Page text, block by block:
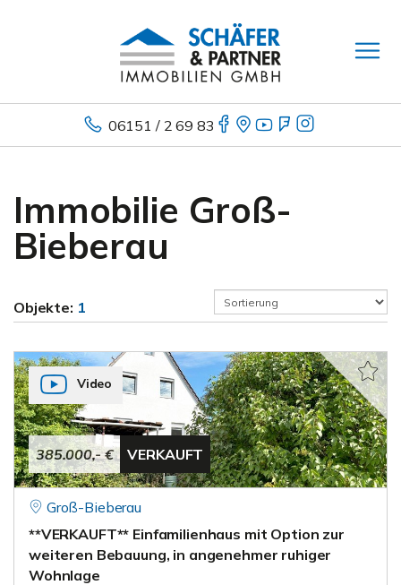
06151 / 2 69 83
Immobilie Groß-
Bieberau
Objekte: 1
385.000,- € VERKAUFT
Video
Groß-Bieberau
**VERKAUFT** Einfamilienhaus mit Option zur
weiteren Bebauung, in angenehmer ruhiger
Wohnlage